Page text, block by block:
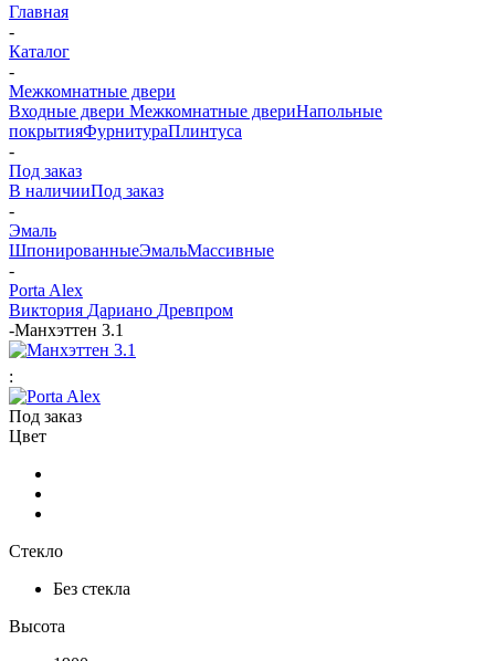
Главная
-
Каталог
-
Межкомнатные двери
Входные двери Межкомнатные двериНапольные
покрытияФурнитураПлинтуса
-
Под заказ
В наличииПод заказ
-
Эмаль
ШпонированныеЭмальМассивные
-
Porta Alex
Виктория Дариано Древпром
-Манхэттен 3.1
:
Под заказ
Цвет
Стекло
Без стекла
Высота